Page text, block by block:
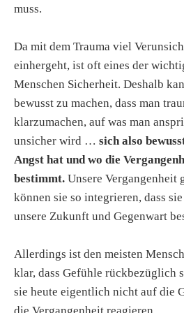
muss.
Da mit dem Trauma viel
einhergeht, ist oft eines der
Menschen Sicherheit. Deshalb
bewusst zu machen, dass man
klarzumachen, auf was man
unsicher wird … sich also
Angst hat und wo die
bestimmt. Unsere Vergangenheit
können sie so integrieren, dass
unsere Zukunft und Gegenwart
Allerdings ist den meisten
klar, dass Gefühle rückbezüglich
sie heute eigentlich nicht auf die